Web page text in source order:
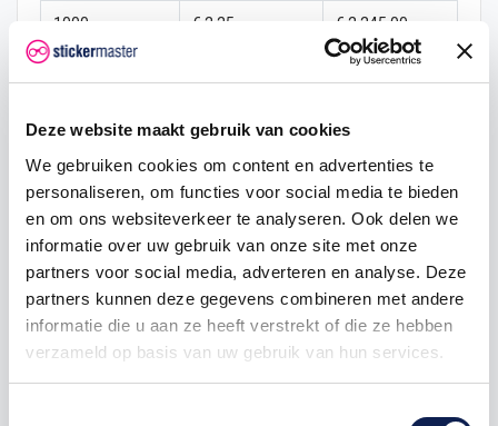
Deze website maakt gebruik van cookies
We gebruiken cookies om content en advertenties te
personaliseren, om functies voor social media te bieden
en om ons websiteverkeer te analyseren. Ook delen we
informatie over uw gebruik van onze site met onze
partners voor social media, adverteren en analyse. Deze
partners kunnen deze gegevens combineren met andere
informatie die u aan ze heeft verstrekt of die ze hebben
verzameld op basis van uw gebruik van hun services.
1000 € 2,25 € 2.245,00
pinsticker pin winkelreclame
Omschrijving
Product details
Hier kunt u pinnen sticker – onmisbaar